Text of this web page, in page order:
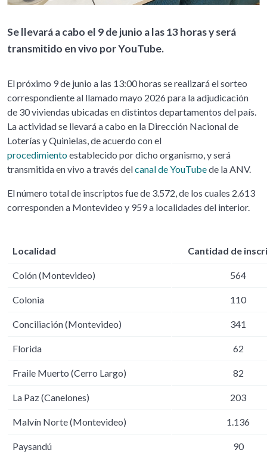
Se llevará a cabo el 9 de junio a las 13 horas y será
transmitido en vivo por YouTube.
El próximo 9 de junio a las 13:00 horas se realizará el sorteo
correspondiente al llamado mayo 2026 para la adjudicación
de 30 viviendas ubicadas en distintos departamentos del país.
La actividad se llevará a cabo en la Dirección Nacional de
Loterías y Quinielas, de acuerdo con el
procedimientoestablecido por dicho organismo, y será
transmitida en vivo a través delcanal de YouTubede la ANV.
El número total de inscriptos fue de 3.572, de los cuales 2.613
corresponden a Montevideo y 959 a localidades del interior.
Localidad Cantidad de
Colón (Montevideo) 564
Colonia 110
Conciliación (Montevideo) 341
Florida 62
Fraile Muerto (Cerro Largo) 82
La Paz (Canelones) 203
Malvín Norte (Montevideo) 1.136
Paysandú 90